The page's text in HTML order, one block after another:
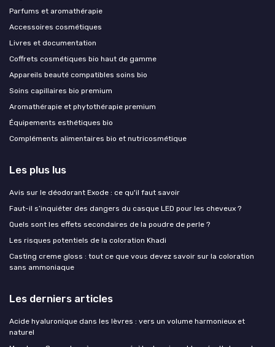
Parfums et aromathérapie
Accessoires cosmétiques
Livres et documentation
Coffrets cosmétiques bio haut de gamme
Appareils beauté compatibles soins bio
Soins capillaires bio premium
Aromathérapie et phytothérapie premium
Équipements esthétiques bio
Compléments alimentaires bio et nutricosmétique
Les plus lus
Avis sur le déodorant Exode : ce qu'il faut savoir
Faut-il s’inquiéter des dangers du casque LED pour les cheveux ?
Quels sont les effets secondaires de la poudre de perle ?
Les risques potentiels de la coloration Khadi
Casting creme gloss : tout ce que vous devez savoir sur la coloration
sans ammoniaque
Les derniers articles
Acide hyaluronique dans les lèvres : vers un volume harmonieux et
naturel